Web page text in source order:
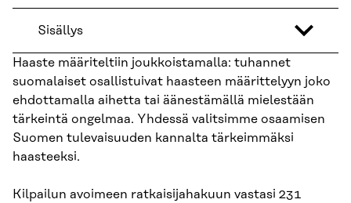
Sisällys
Haaste määriteltiin joukkoistamalla: tuhannet
suomalaiset osallistuivat haasteen määrittelyyn joko
ehdottamalla aihetta tai äänestämällä mielestään
tärkeintä ongelmaa. Yhdessä valitsimme osaamisen
Suomen tulevaisuuden kannalta tärkeimmäksi
haasteeksi.
Kilpailun avoimeen ratkaisijahakuun vastasi 231